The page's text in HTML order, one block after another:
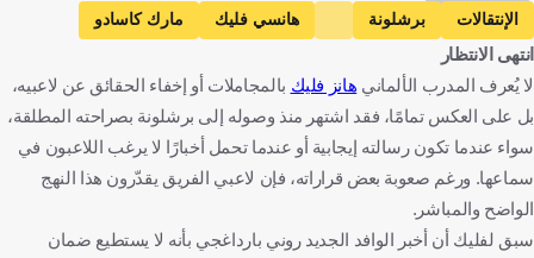
Getty Images
الإنتقالات برشلونة هانسي فليك
مارك كاسادو
الدوري الإسباني
انتهى الانتظار
لا يُعرف المدرب الألماني هانز فليك بالمجاملات أو إخفاء الحقائق عن لاعبيه،
بل على العكس تمامًا، فقد اشتهر منذ وصوله إلى برشلونة بصراحته المطلقة،
سواء عندما تكون رسالته إيجابية أو عندما تحمل أخبارًا لا يرغب اللاعبون في
سماعها. ورغم صعوبة بعض قراراته، فإن لاعبي الفريق يقدّرون هذا النهج
الواضح والمباشر.
سبق لفليك أن أخبر الوافد الجديد روني بارداغجي بأنه لا يستطيع ضمان